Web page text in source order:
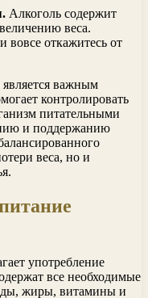
Алкоголь содержит
веса.
вовсе откажитесь от
является важным
контролировать
питательными
и поддержанию
веса, но и
употребление
все необходимые
жиры, витамины и